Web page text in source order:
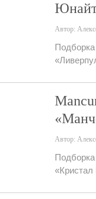
Автор:
Автор:
«Кристал